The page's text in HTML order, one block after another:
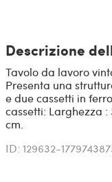
Descrizione
Tavolo da lavoro
Presenta una
e due cassetti in
cassetti: Larghezza
cm.
ID: 129632-